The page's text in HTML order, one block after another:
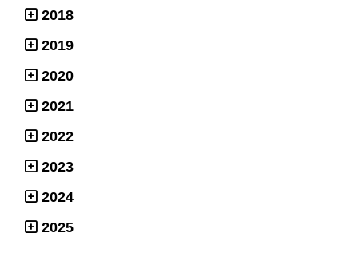
2018
2019
2020
2021
2022
2023
2024
2025